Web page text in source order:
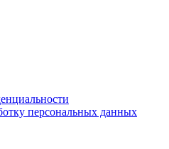
персональных данных